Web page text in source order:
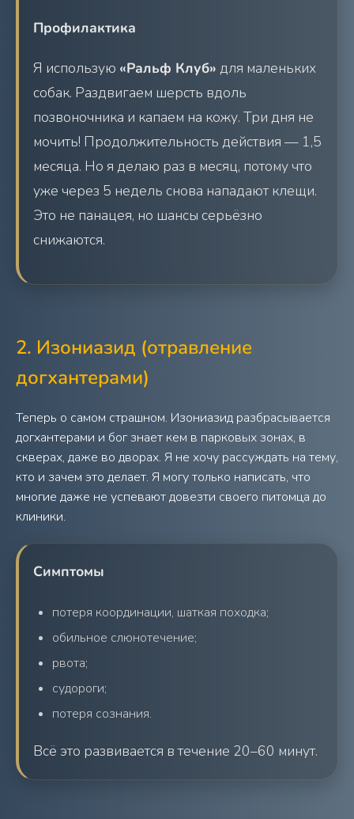
Профилактика
Я использую «Ральф Клуб» для маленьких
собак. Раздвигаем шерсть вдоль
позвоночника и капаем на кожу. Три дня не
мочить! Продолжительность действия — 1,5
месяца. Но я делаю раз в месяц, потому что
уже через 5 недель снова нападают клещи.
Это не панацея, но шансы серьёзно
снижаются.
2. Изониазид (отравление
догхантерами)
Теперь о самом страшном. Изониазид разбрасывается
догхантерами и бог знает кем в парковых зонах, в
скверах, даже во дворах. Я не хочу рассуждать на тему,
кто и зачем это делает. Я могу только написать, что
многие даже не успевают довезти своего питомца до
клиники.
Симптомы
потеря координации, шаткая походка;
обильное слюнотечение;
рвота;
судороги;
потеря сознания.
Всё это развивается в течение 20–60 минут.